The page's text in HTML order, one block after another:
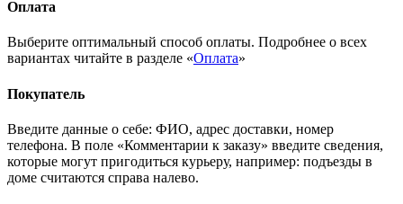
Оплата
Выберите оптимальный способ оплаты. Подробнее о всех
вариантах читайте в разделе «Оплата»
Покупатель
Введите данные о себе: ФИО, адрес доставки, номер
телефона. В поле «Комментарии к заказу» введите сведения,
которые могут пригодиться курьеру, например: подъезды в
доме считаются справа налево.